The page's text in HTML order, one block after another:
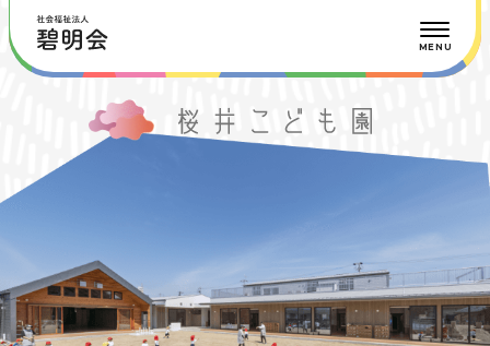
碧明会について
根崎こども園
TOP 園の特徴 入園案内